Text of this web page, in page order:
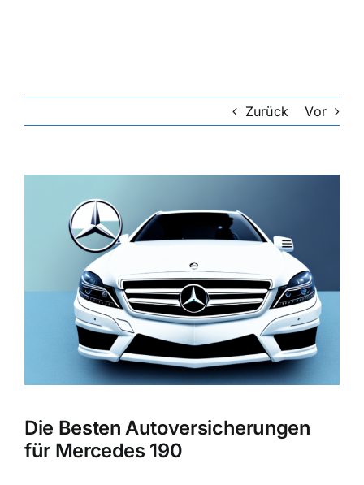
Zurück Vor
grösseres
Die Besten Autoversicherungen
für Mercedes 190